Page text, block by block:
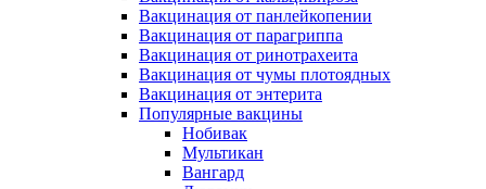
Вакцинация от панлейкопении
Вакцинация от парагриппа
Вакцинация от ринотрахеита
Вакцинация от чумы плотоядных
Вакцинация от энтерита
Популярные вакцины
Нобивак
Мультикан
Вангард